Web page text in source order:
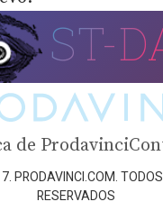
ST-
de Prodavinci
PRODAVINCI.COM.
RESERVADOS